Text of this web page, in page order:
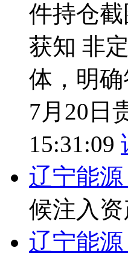
件持仓
获知 非
体，明
7月20日
15:31:09
辽宁能源
候注入资
辽宁能源